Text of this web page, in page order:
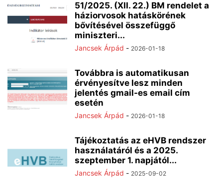
51/2025. (XII. 22.) BM rendelet a
háziorvosok hatáskörének
bővítésével összefüggő
miniszteri...
Jancsek Árpád - 2026-01-18
Továbbra is automatikusan
érvényesítve lesz minden
jelentés gmail-es email cím
esetén
Jancsek Árpád - 2026-01-18
Tájékoztatás az eHVB rendszer
használatáról és a 2025.
szeptember 1. napjától...
Jancsek Árpád - 2025-09-02